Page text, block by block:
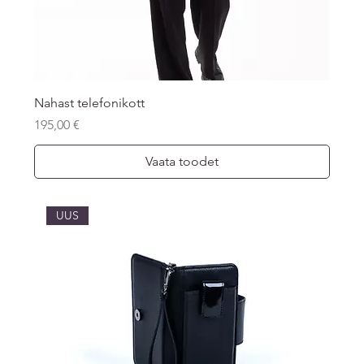
Nahast telefonikott
Price
195,00 €
Vaata toodet
UUS